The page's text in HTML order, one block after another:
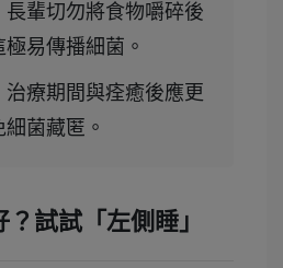
長輩切勿將食物嚼碎後
易傳播細菌。
治療期間與痊癒後應更
菌藏匿。
試試「左側睡」